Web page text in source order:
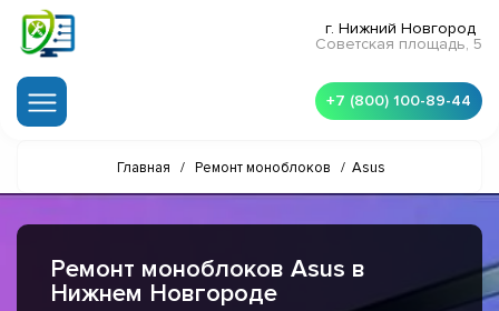
г. Нижний Новгород
Советская площадь, 5
+7 (800) 100-89-44
Главная / Ремонт моноблоков / Asus
Ремонт моноблоков Asus в
Нижнем Новгороде